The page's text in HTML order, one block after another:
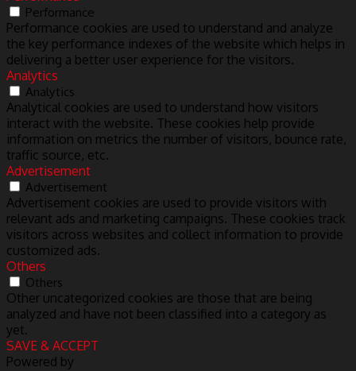
Performance
Performance cookies are used to understand and analyze
the key performance indexes of the website which helps in
delivering a better user experience for the visitors.
Analytics
Analytics
Analytical cookies are used to understand how visitors
interact with the website. These cookies help provide
information on metrics the number of visitors, bounce rate,
traffic source, etc.
Advertisement
Advertisement
Advertisement cookies are used to provide visitors with
relevant ads and marketing campaigns. These cookies track
visitors across websites and collect information to provide
customized ads.
Others
Others
Other uncategorized cookies are those that are being
analyzed and have not been classified into a category as
yet.
SAVE & ACCEPT
Powered by